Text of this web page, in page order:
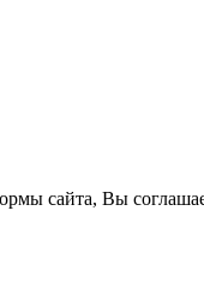
сайта, Вы